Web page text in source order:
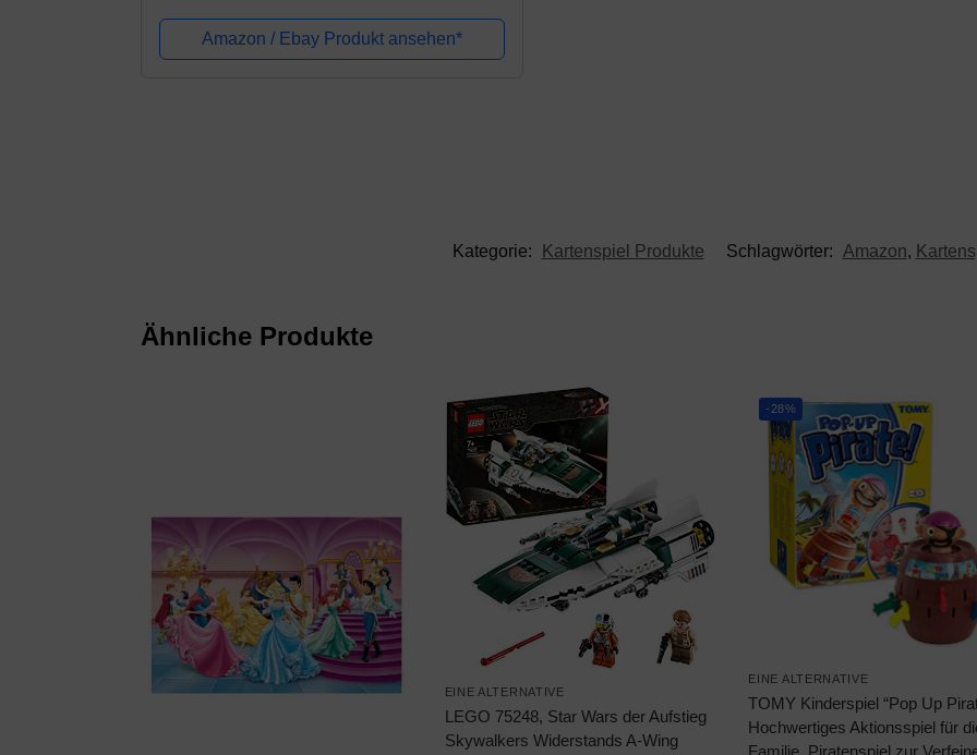
Amazon / Ebay Produkt ansehen*
Kategorie: Kartenspiel Produkte Schlagwörter: Amazon,
Ähnliche Produkte
EINE ALTERNATIVE
LEGO 75248, Star Wars der Aufstieg
Skywalkers Widerstands A-Wing
-28%
EINE ALTERNATIVE
TOMY Kinderspiel “Pop Up
Hochwertiges Aktionsspiel für